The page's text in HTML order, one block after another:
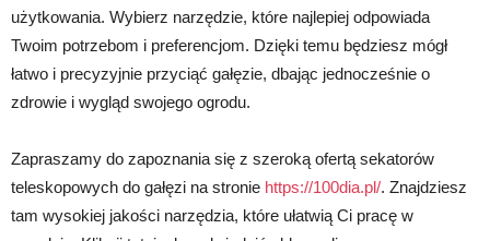
użytkowania. Wybierz narzędzie, które najlepiej odpowiada
Twoim potrzebom i preferencjom. Dzięki temu będziesz mógł
łatwo i precyzyjnie przyciąć gałęzie, dbając jednocześnie o
zdrowie i wygląd swojego ogrodu.
Zapraszamy do zapoznania się z szeroką ofertą sekatorów
teleskopowych do gałęzi na stronie https://100dia.pl/. Znajdziesz
tam wysokiej jakości narzędzia, które ułatwią Ci pracę w